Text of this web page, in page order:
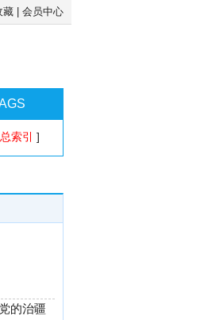
藏 会员中心
索引 ]
的治疆